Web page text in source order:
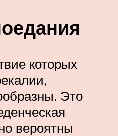
которых
Это
вероятны